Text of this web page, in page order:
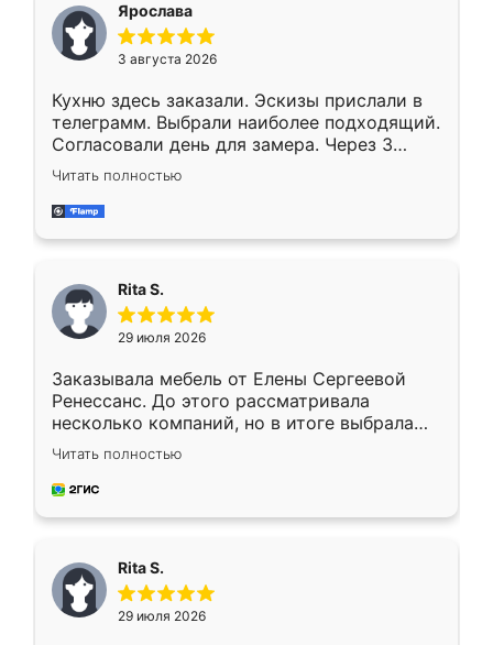
Ярослава
3 августа 2026
Кухню здесь заказали. Эскизы прислали в
телеграмм. Выбрали наиболее подходящий.
Согласовали день для замера. Через 3
недели кухня была уже готова. Остались
довольны работой. Спасибо Ренессанс
мебель за качественную работу!
Читать полностью
Rita S.
29 июля 2026
Заказывала мебель от Елены Сергеевой
Ренессанс. До этого рассматривала
несколько компаний, но в итоге выбрала
эту. Сначала обговорили условия, потом
приехал замерщик, всё спокойно объяснил
и снял размеры. Изготовили в срок, с
каких-либо доработок. Качеством осталась
довольна, все выглядит так, как и ожидала.
Читать полностью
Rita S.
29 июля 2026